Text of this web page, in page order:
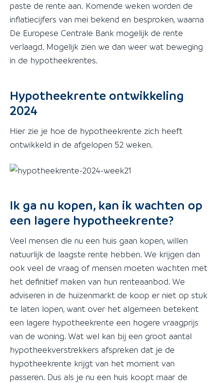
paste de rente aan. Komende weken worden de
inflatiecijfers van mei bekend en besproken, waarna
De Europese Centrale Bank mogelijk de rente
verlaagd. Mogelijk zien we dan weer wat beweging
in de hypotheekrentes.
Hypotheekrente ontwikkeling
2024
Hier zie je hoe de hypotheekrente zich heeft
ontwikkeld in de afgelopen 52 weken.
Ik ga nu kopen, kan ik wachten op
een lagere hypotheekrente?
Veel mensen die nu een huis gaan kopen, willen
natuurlijk de laagste rente hebben. We krijgen dan
ook veel de vraag of mensen moeten wachten met
het definitief maken van hun renteaanbod. We
adviseren in de huizenmarkt de koop er niet op stuk
te laten lopen, want over het algemeen betekent
een lagere hypotheekrente een hogere vraagprijs
van de woning. Wat wel kan bij een groot aantal
hypotheekverstrekkers afspreken dat je de
hypotheekrente krijgt van het moment van
passeren. Dus als je nu een huis koopt maar de